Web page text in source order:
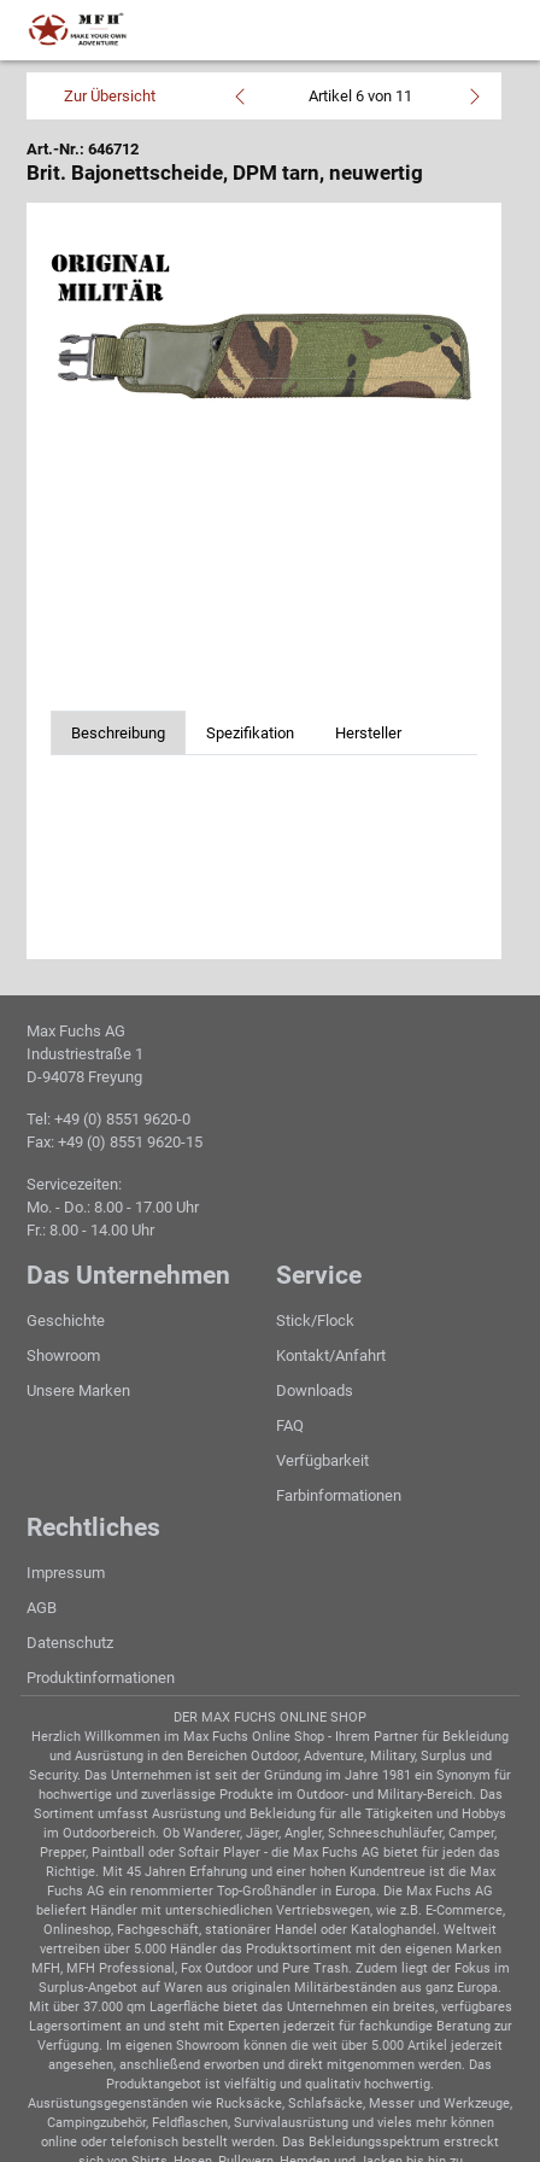
Zur Übersicht Artikel 6 von 11
Art.-Nr.: 646712
Brit. Bajonettscheide, DPM tarn, neuwertig
Beschreibung Spezifikation Hersteller
Max Fuchs AG
Industriestraße 1
D-94078 Freyung
Tel: +49 (0) 8551 9620-0
Fax: +49 (0) 8551 9620-15
Servicezeiten:
Mo. - Do.: 8.00 - 17.00 Uhr
Fr.: 8.00 - 14.00 Uhr
Das Unternehmen
Geschichte
Showroom
Unsere Marken
Service
Stick/Flock
Kontakt/Anfahrt
Downloads
FAQ
Verfügbarkeit
Farbinformationen
Rechtliches
Impressum
AGB
Datenschutz
Produktinformationen
DER MAX FUCHS ONLINE SHOP
Herzlich Willkommen im Max Fuchs Online Shop - Ihrem Partner für Bekleidung
und Ausrüstung in den Bereichen Outdoor, Adventure, Military, Surplus und
Security. Das Unternehmen ist seit der Gründung im Jahre 1981 ein Synonym für
hochwertige und zuverlässige Produkte im Outdoor- und Military-Bereich. Das
Sortiment umfasst Ausrüstung und Bekleidung für alle Tätigkeiten und Hobbys
im Outdoorbereich. Ob Wanderer, Jäger, Angler, Schneeschuhläufer, Camper,
Prepper, Paintball oder Softair Player - die Max Fuchs AG bietet für jeden das
Richtige. Mit 45 Jahren Erfahrung und einer hohen Kundentreue ist die Max
Fuchs AG ein renommierter Top-Großhändler in Europa. Die Max Fuchs AG
beliefert Händler mit unterschiedlichen Vertriebswegen, wie z.B. E-Commerce,
Onlineshop, Fachgeschäft, stationärer Handel oder Kataloghandel. Weltweit
vertreiben über 5.000 Händler das Produktsortiment mit den eigenen Marken
MFH, MFH Professional, Fox Outdoor und Pure Trash. Zudem liegt der Fokus im
Surplus-Angebot auf Waren aus originalen Militärbeständen aus ganz Europa.
Mit über 37.000 qm Lagerfläche bietet das Unternehmen ein breites, verfügbares
Lagersortiment an und steht mit Experten jederzeit für fachkundige Beratung zur
Verfügung. Im eigenen Showroom können die weit über 5.000 Artikel jederzeit
angesehen, anschließend erworben und direkt mitgenommen werden. Das
Produktangebot ist vielfältig und qualitativ hochwertig.
Ausrüstungsgegenständen wie Rucksäcke, Schlafsäcke, Messer und Werkzeuge,
Campingzubehör, Feldflaschen, Survivalausrüstung und vieles mehr können
online oder telefonisch bestellt werden. Das Bekleidungsspektrum erstreckt